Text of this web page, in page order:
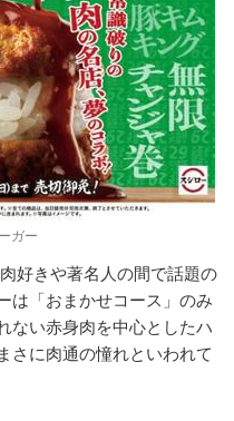
ガー
好きや著名人の間で話題の
は「おまかせコース」のみ
ない赤身肉を中心としたハ
さに肉通の憧れといわれて